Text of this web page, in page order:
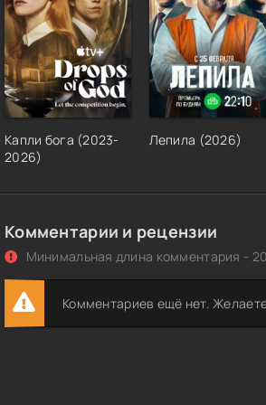
Капли бога (2023-
2026)
Лепила (2026)
Комментарии и рецензии
Минимальная длина комментария -
Комментариев ещё нет.